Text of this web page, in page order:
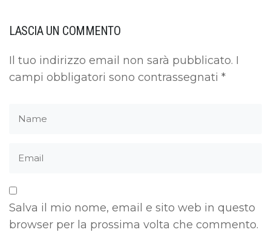
LASCIA UN COMMENTO
Il tuo indirizzo email non sarà pubblicato. I
campi obbligatori sono contrassegnati *
Salva il mio nome, email e sito web in questo
browser per la prossima volta che commento.